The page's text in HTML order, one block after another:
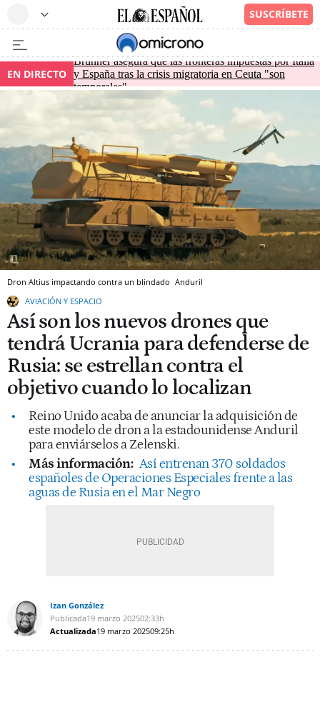
EN DIRECTO
Brunner asegura que las fronteras impuestas por Italia
y España tras la crisis migratoria en Ceuta "son
temporales"
Dron Altius impactando contra un blindado Anduril
AVIACIÓN Y ESPACIO
Así son los nuevos drones que
tendrá Ucrania para defenderse de
Rusia: se estrellan contra el
objetivo cuando lo localizan
Reino Unido acaba de anunciar la adquisición de
este modelo de dron a la estadounidense Anduril
para enviárselos a Zelenski.
Más información: Así entrenan 370 soldados
españoles de Operaciones Especiales frente a las
aguas de Rusia en el Mar Negro
Izan González
Publicada19 marzo 202502:33h
Actualizada19 marzo 202509:25h